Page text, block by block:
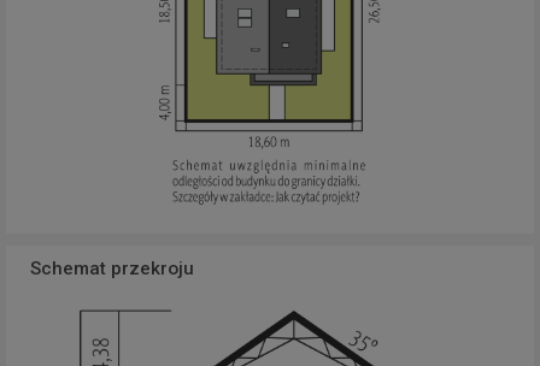
Schemat przekroju